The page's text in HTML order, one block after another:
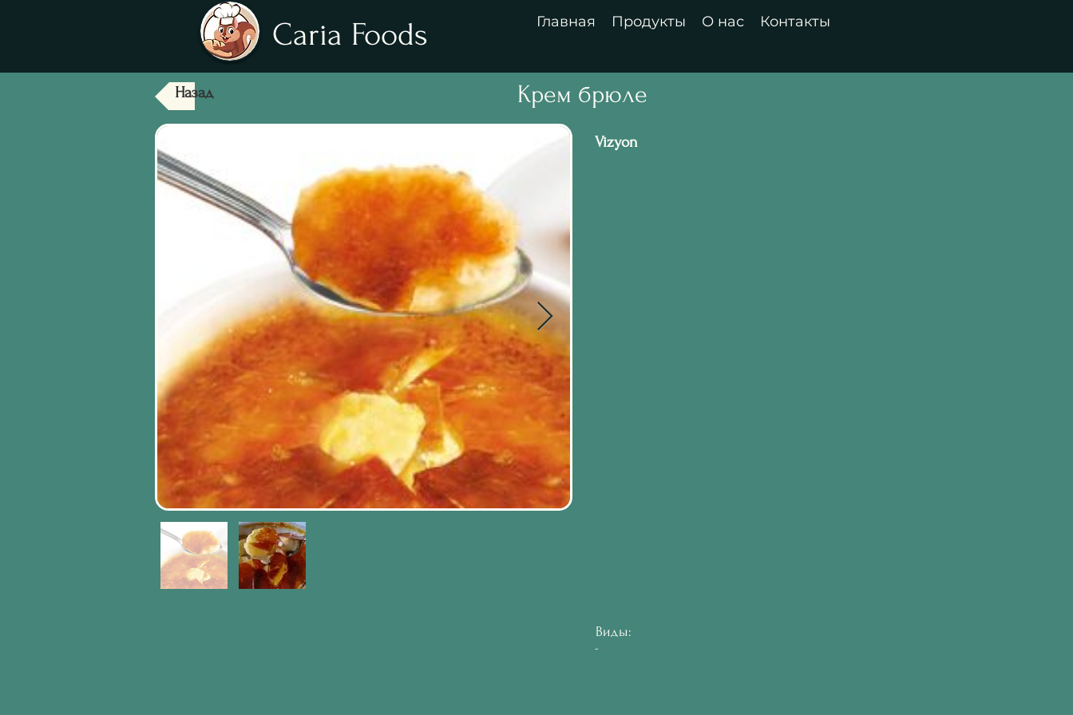
Caria Foods Главная Продукты О нас Контакты
Назад Крем брюле
Vizyon
Виды:
-